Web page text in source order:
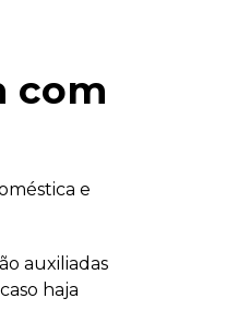
com
e
auxiliadas
haja